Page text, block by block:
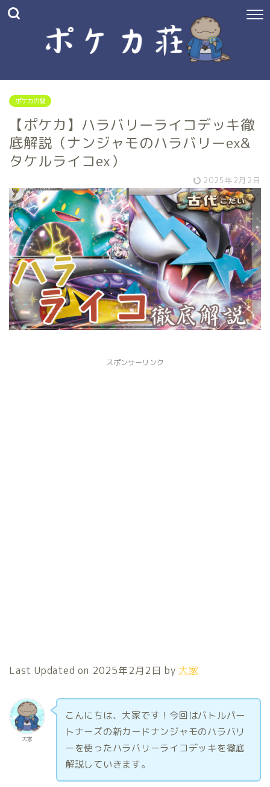
ポケカの間
【ポケカ】ハラバリーライコデッキ徹
底解説（ナンジャモのハラバリーex&
タケルライコex）
2025年2月2日
スポンサーリンク
Last Updated on 2025年2月2日 by 大家
大家
こんにちは、大家です！今回はバトルパー
トナーズの新カードナンジャモのハラバリ
ーを使ったハラバリーライコデッキを徹底
解説していきます。